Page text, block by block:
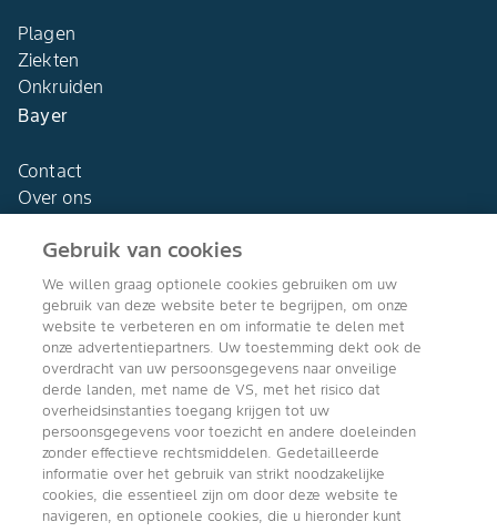
Plagen
Ziekten
Onkruiden
Bayer
Contact
Over ons
Agro Bayer
Nederland
Volg ons
Gebruik van cookies
We willen graag optionele cookies gebruiken om uw
gebruik van deze website beter te begrijpen, om onze
website te verbeteren en om informatie te delen met
onze advertentiepartners. Uw toestemming dekt ook de
overdracht van uw persoonsgegevens naar onveilige
derde landen, met name de VS, met het risico dat
overheidsinstanties toegang krijgen tot uw
persoonsgegevens voor toezicht en andere doeleinden
zonder effectieve rechtsmiddelen. Gedetailleerde
informatie over het gebruik van strikt noodzakelijke
cookies, die essentieel zijn om door deze website te
navigeren, en optionele cookies, die u hieronder kunt